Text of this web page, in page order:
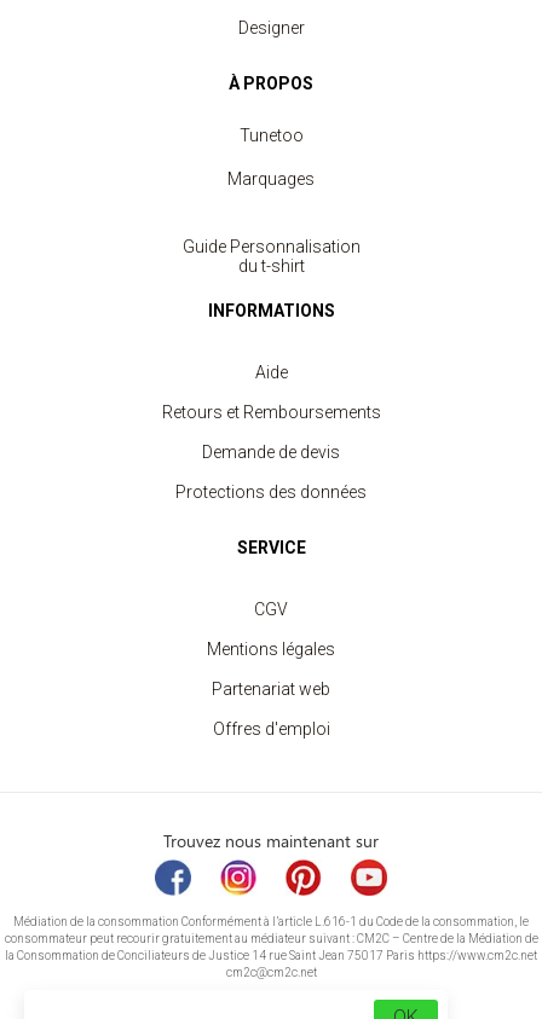
Designer
À PROPOS
Tunetoo
Marquages
Guide Personnalisation
du t-shirt
INFORMATIONS
Aide
Retours et Remboursements
Demande de devis
Protections des données
SERVICE
CGV
Mentions légales
Partenariat web
Offres d'emploi
Trouvez nous maintenant sur
Médiation de la consommation Conformément à l’article L.616-1 du Code de la consommation, le
consommateur peut recourir gratuitement au médiateur suivant : CM2C – Centre de la Médiation de
la Consommation de Conciliateurs de Justice 14 rue Saint Jean 75017 Paris https://www.cm2c.net
cm2c@cm2c.net